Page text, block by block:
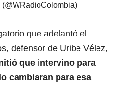
que adelantó el
defensor de Uribe Vélez,
que intervino para
cambiaran para esa